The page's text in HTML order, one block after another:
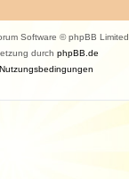
Software © phpBB Limited
durch phpBB.de
Nutzungsbedingungen